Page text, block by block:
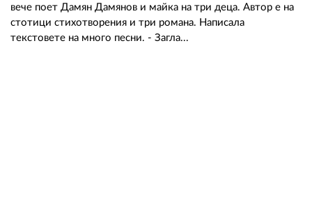
вече поет Дамян Дамянов и майка на три деца. Автор е на
стотици стихотворения и три романа. Написала
текстовете на много песни. - Загла...